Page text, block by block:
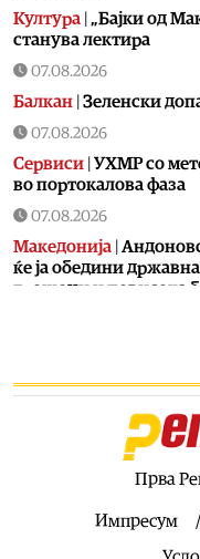
Култура | „Бајки од
станува лектира
07.08.2026
Балкан | Зеленски
07.08.2026
Сервиси | УХМР со
во портокалова фаза
07.08.2026
Македонија |
ќе ја обедини
трошоци и повисока
Скокна
колку пари ќе ни
Не ги
Прва
Импресум